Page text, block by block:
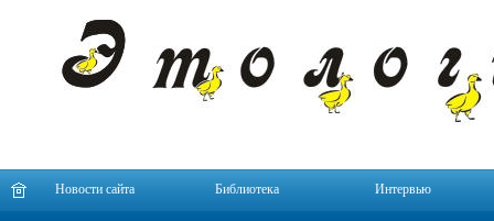
Новости сайта Библиотека Интервью